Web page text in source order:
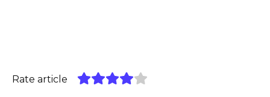
Rate article